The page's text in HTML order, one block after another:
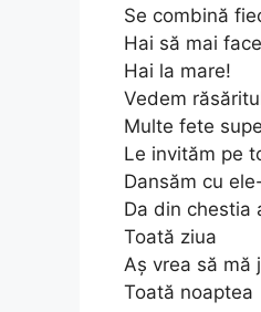
Se combină
Hai să mai
Hai la mare!
Vedem
Multe fete
Le invităm pe
Dansăm cu
Da din chestia
Toată ziua
Aș vrea să mă
Toată noaptea